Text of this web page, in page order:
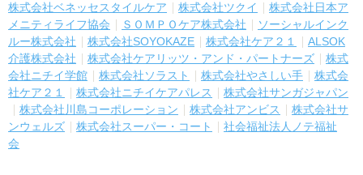
株式会社ベネッセスタイルケア 株式会社ツクイ
株式会社日本ア
メニティライフ協会
ＳＯＭＰＯケア株式会社
ソーシャルインク
ルー株式会社
株式会社SOYOKAZE 株式会社ケア２１
ALSOK
介護株式会社
株式会社ケアリッツ・アンド・パートナーズ
株式
会社ニチイ学館
株式会社ソラスト 株式会社やさしい手
株式会
社ケア２１
株式会社ニチイケアパレス
株式会社サンガジャパン
株式会社川島コーポレーション
株式会社アンビス
株式会社サ
ンウェルズ
株式会社スーパー・コート
社会福祉法人ノテ福祉
会